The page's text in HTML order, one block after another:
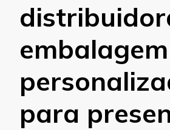
embalagem
para